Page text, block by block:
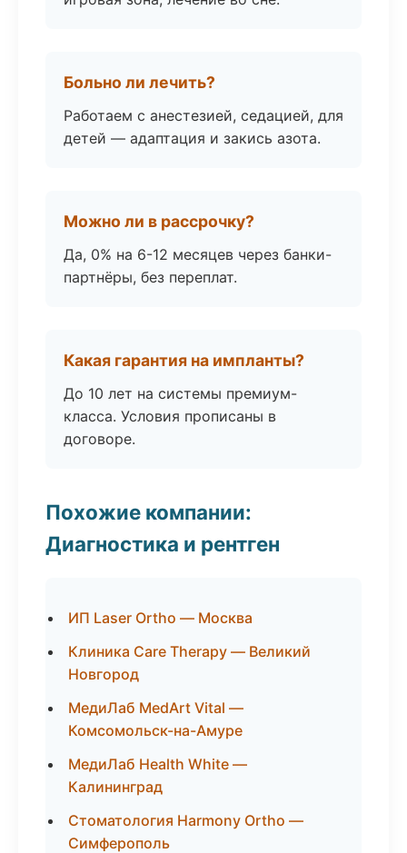
Больно ли лечить?
Работаем с анестезией, седацией, для
детей — адаптация и закись азота.
Можно ли в рассрочку?
Да, 0% на 6-12 месяцев через банки-
партнёры, без переплат.
Какая гарантия на импланты?
До 10 лет на системы премиум-
класса. Условия прописаны в
договоре.
Похожие компании:
Диагностика и рентген
ИП Laser Ortho — Москва
Клиника Care Therapy — Великий
Новгород
МедиЛаб MedArt Vital —
Комсомольск-на-Амуре
МедиЛаб Health White —
Калининград
Стоматология Harmony Ortho —
Симферополь